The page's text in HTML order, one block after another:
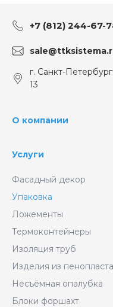
+7 (812) 244-67-
г. Санкт-
13
О компании
Услуги
Фасадный декор
Упаковка
Ложементы
Термоконтейнеры
Изоляция труб
Изделия из пенопласта
Несъёмная опалубка
Блоки форшахт